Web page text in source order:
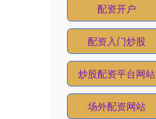
配资开户
配资入门炒股
炒股配资平台网站
场外配资网站